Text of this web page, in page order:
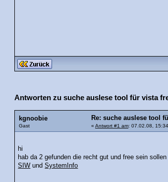
Antworten zu suche auslese tool für vista
kgnoobie
Gast
Re: suche auslese tool
« Antwort #1 am: 07.02.08,
hi
hab da 2 gefunden die recht gut und free sein sollen
SIW undSystemInfo